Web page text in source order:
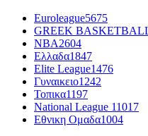
Euroleague5675
GREEK
NBA2604
Ελλαδα1847
Elite League1476
Γυναικειο1242
Τοπικα1197
National League 11017
Εθνικη Ομαδα1004